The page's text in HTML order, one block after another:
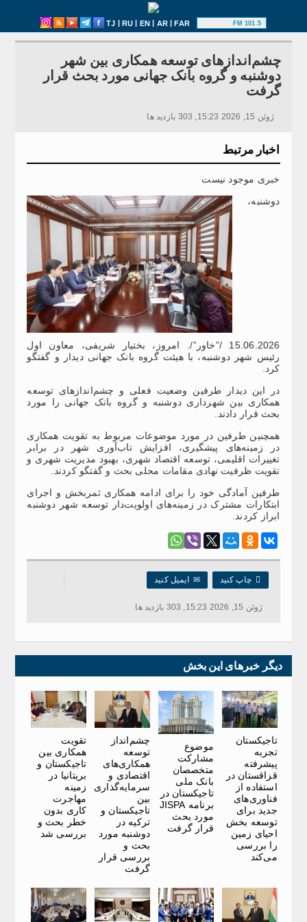
TJ | RU | EN | AR|FAR 101.5 FM
چشم‌اندازهای توسعه همکاری بین شهر
دوشنبه و گروه بانک جهانی مورد بحث قرار
گرفت
ژوئن 15, 2026 15:23, 303 بازدید ها
اخبار مرتبط
خبری موجود نیست
دوشنبه،
15.06.2026 /”خاور”/. امروز، بختیار شریفی، معاون اول
رئیس شهر دوشنبه، با هیئت گروه بانک جهانی دیدار و گفتگو
کرد.
در این دیدار طرفین وضعیت فعلی و چشم‌اندازهای توسعه
همکاری بین شهرداری دوشنبه و گروه بانک جهانی را مورد
بحث قرار دادند.
همچنین طرفین در مورد موضوعات مربوط به تقویت همکاری
در زمینه‌های پیشگیری، افزایش تاب‌آوری شهر در برابر
تغییرات اقلیمی، توسعه اقتصاد شهری، بهبود مدیریت شهری و
تقویت ظرفیت نهادی مقامات محلی بحث و گفتگو کردند.
طرفین آمادگی خود را برای ادامه همکاری ثمربخش و اجرای
ابتکارات مشترک در زمینه‌های اولویت‌دار توسعه شهر دوشنبه
ابراز کردند.
 چاپ کنید ✉ایمیل کنید
ژوئن 15, 2026 15:23, 303 بازدید ها
دیگر خبرهای این بخش
تاجیکستان
تجربه
پیشرفته
قزاقستان در
استفاده از
فناوری‌های
جدید برای
توسعه بخش
احیای زمین
را بررسی
می‌کند
موضوع
مشارکت
متخصصان
بانک ملی
تاجیکستان در
برنامه JISPA
مورد بحث
قرار گرفت
چشم‌انداز
توسعه
همکاری‌های
اقتصادی و
سرمایه‌گذاری
بین
تاجیکستان و
ترکیه در
دوشنبه مورد
بحث و
بررسی قرار
گرفت
تقویت
همکاری بین
تاجیکستان و
بریتانیا در
زمینه
مهاجرت
کاری بدون
خطر بحث و
بررسی شد